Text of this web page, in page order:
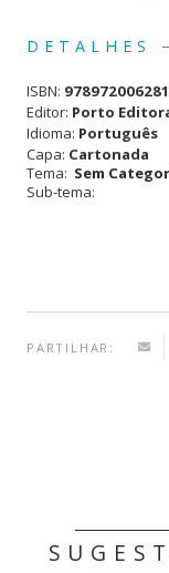
Personalidades
Portuenses
do
DETALHES
ISBN:
Editor: Porto
Idioma: Português
Capa: Cartonada
Tema: Sem
Sub-tema:
PARTILHAR: